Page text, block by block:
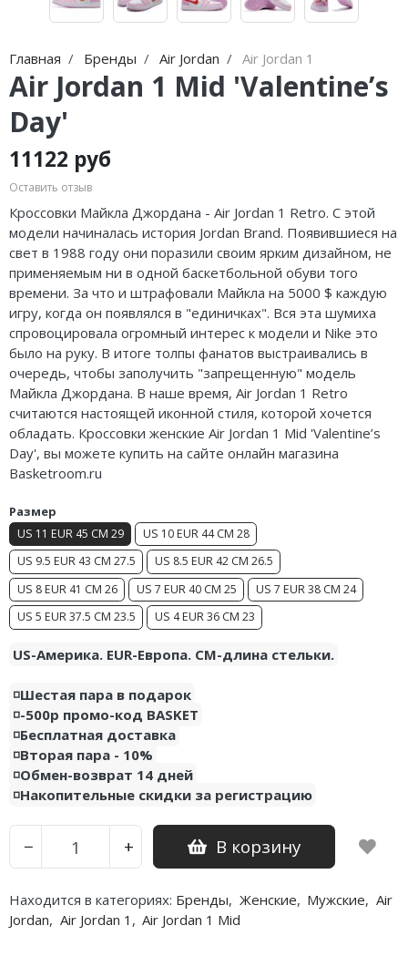
Главная Бренды Air Jordan Air Jordan 1
Air Jordan 1 Mid 'Valentine’s
Day'
11122 руб
Оставить отзыв
Кроссовки Майкла Джордана - Air Jordan 1 Retro. С этой
модели начиналась история Jordan Brand. Появившиеся на
свет в 1988 году они поразили своим ярким дизайном, не
применяемым ни в одной баскетбольной обуви того
времени. За что и штрафовали Майкла на 5000 $ каждую
игру, когда он появлялся в "единичках". Вся эта шумиха
спровоцировала огромный интерес к модели и Nike это
было на руку. В итоге толпы фанатов выстраивались в
очередь, чтобы заполучить "запрещенную" модель
Майкла Джордана. В наше время, Air Jordan 1 Retro
считаются настоящей иконной стиля, которой хочется
обладать. Кроссовки женские Air Jordan 1 Mid 'Valentine’s
Day', вы можете купить на сайте онлайн магазина
Basketroom.ru
Размер
US 11 EUR 45 CM 29
US 10 EUR 44 CM 28
US 9.5 EUR 43 CM 27.5
US 8.5 EUR 42 CM 26.5
US 8 EUR 41 CM 26
US 7 EUR 40 CM 25
US 7 EUR 38 CM 24
US 5 EUR 37.5 CM 23.5
US 4 EUR 36 CM 23
US-Америка. EUR-Европа. CM-длина стельки.
◽️Шестая пара в подарок
◽️-500р промо-код BASKET
◽️Бесплатная доставка
◽️Вторая пара - 10%
◽️Обмен-возврат 14 дней
◽️Накопительные скидки за регистрацию
− + В корзину
Находится в категориях: Бренды, Женские, Мужские, Air
Jordan, Air Jordan 1 , Air Jordan 1 Mid
Nike Shox
Nike Blazer
Nike P-6000
Nike Initiator
Nike Pegasus
Nike Precision
Nike Hyperdunk
Nike Hyperset
Nike Cosmic Unity
Nike Air Deldon
Nike Sabrina
Nike A’ja
Nike ST
Nike GT
Nike Ja
Nike Book
Nike LeBron
Nike Kyrie
Nike Freak
Nike PG
Nike Uptempo
adidas Gazelle
adidas Handball
adidas Adistar
adidas adiFOM
adidas Adizero
adidas Harden
adidas Dame
adidas AE
Adidas Yeezy Boost 350 V2